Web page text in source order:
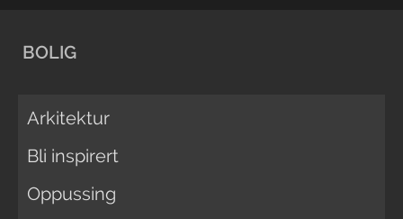
BOLIG
Arkitektur
Bli inspirert
Oppussing